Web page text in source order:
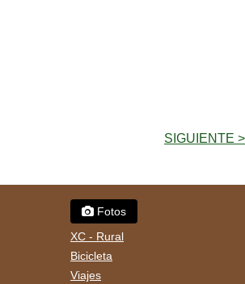
SIGUIENTE >
Fotos
XC - Rural
Bicicleta
Viajes